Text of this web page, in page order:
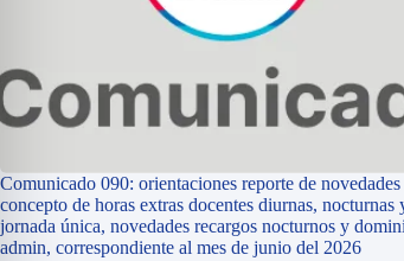
Comunicado 090: orientaciones reporte de
concepto de horas extras docentes diurnas, nocturnas
jornada única, novedades recargos nocturnos y
admin, correspondiente al mes de junio del 2026